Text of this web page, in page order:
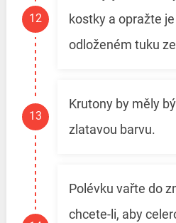
kostky a opražte
odloženém tuku
Krutony by měly
zlatavou barvu.
Polévku vařte do
chcete-li, aby